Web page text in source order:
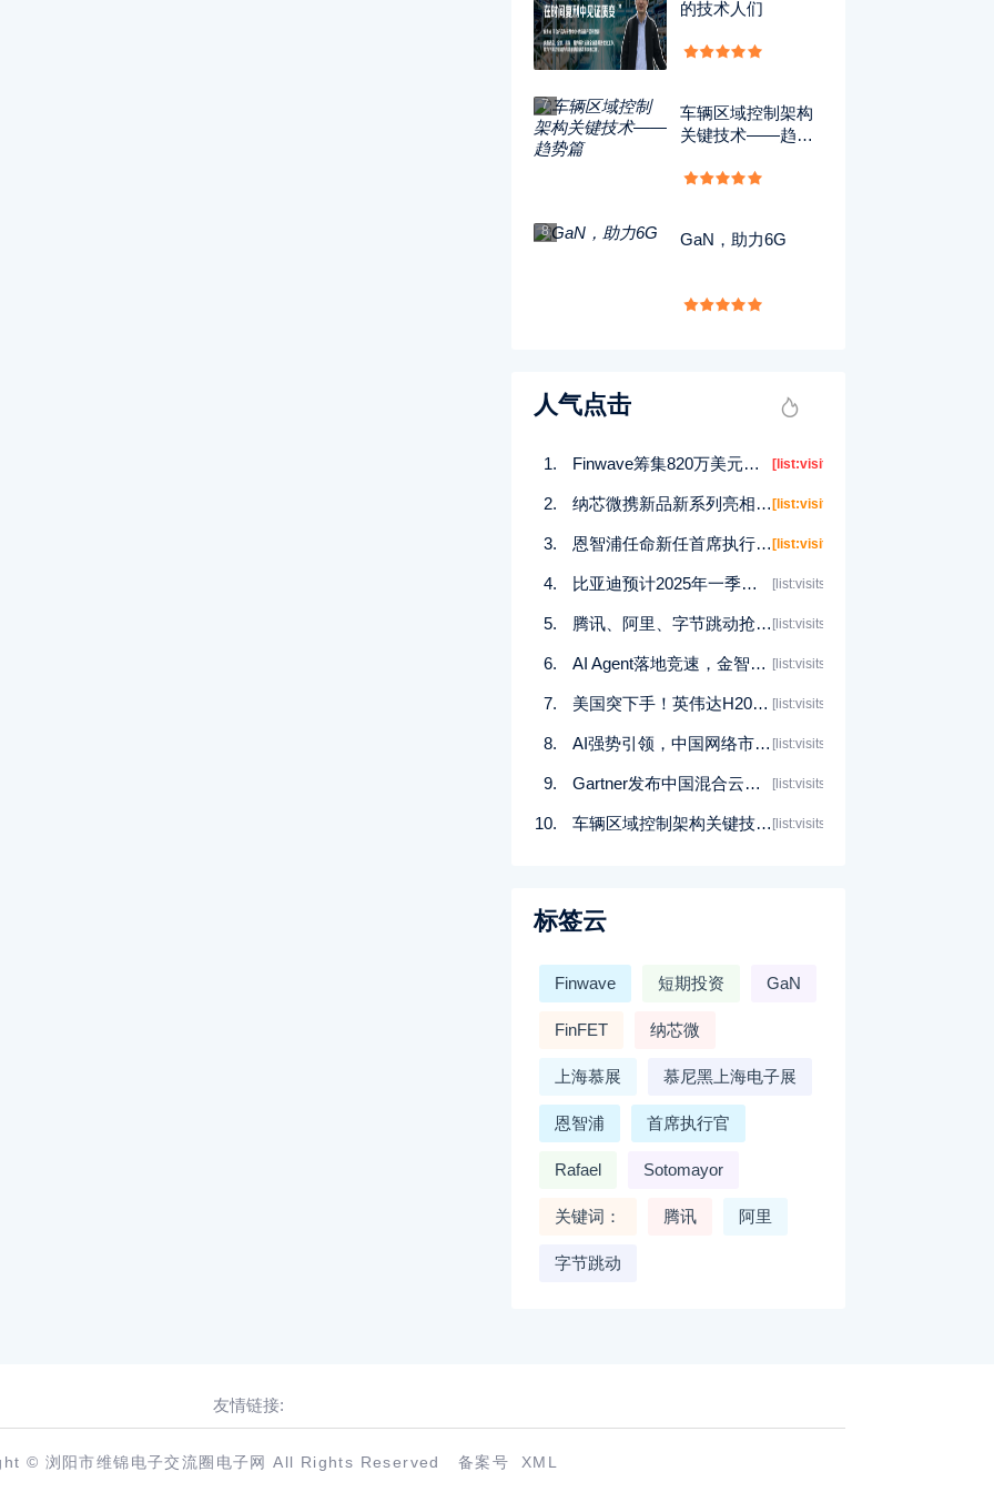
的技术人们
7
车辆区域控制架构
关键技术——趋势
8 GaN，助力6G
人气点击
Finwave筹集820万美元短期投资以推动市场发展 [list:visits]
纳芯微携新品新系列亮相2025上海慕展 [list:visits]
恩智浦任命新任首席执行官 Rafael Sotomayor接任 [list:visits]
比亚迪预计2025年一季度净利润同比增长119% [list:visits]
腾讯、阿里、字节跳动抢购算力资源 [list:visits]
AI Agent落地竞速，金智维卡位千亿级企业市场 [list:visits]
美国突下手！英伟达H20芯片出口需要许可，被迫计提55亿美元 [list:visits]
AI强势引领，中国网络市场进入“当打之年” [list:visits]
Gartner发布中国混合云成本管理的三大策略 [list:visits]
车辆区域控制架构关键技术——趋势篇 [list:visits]
标签云
Finwave 短期投资 GaN
FinFET 纳芯微
上海慕展 慕尼黑上海电子展
恩智浦 首席执行官
Rafael Sotomayor
关键词： 腾讯 阿里
字节跳动
友情链接:
© 浏阳市维锦电子交流圈电子网 All Rights Reserved 备案号 XML